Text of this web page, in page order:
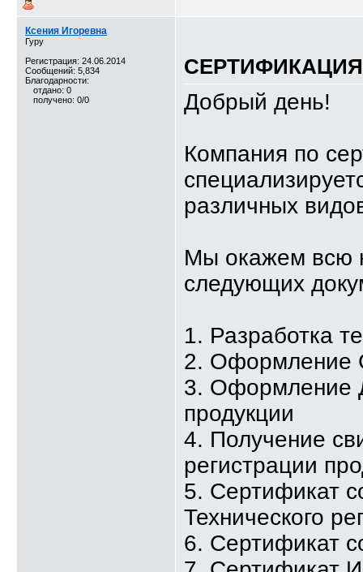
Ксения Игоревна
Гуру
Регистрация: 24.06.2014
Сообщений: 5,834
Благодарности:
отдано: 0
получено: 0/0
Добрый день!
Компания по
различных
Мы окажем всю
следующих
1. Разработка
2. Оформление
3. Оформление
продукции
4. Получение
регистрации
5. Сертификат
Технического
6. Сертификат